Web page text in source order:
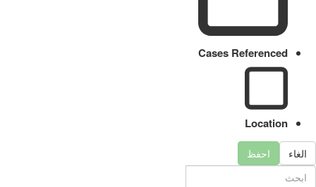
Cases Referenced
Location
الغاء احفظ